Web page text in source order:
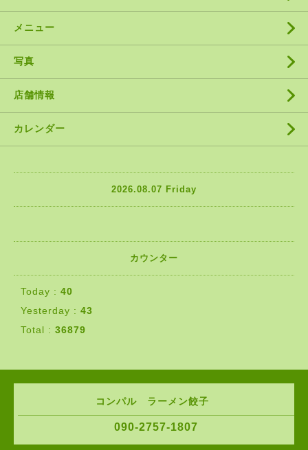
メニュー
写真
店舗情報
カレンダー
2026.08.07 Friday
カウンター
Today : 40
Yesterday : 43
Total : 36879
コンパル ラーメン餃子
090-2757-1807